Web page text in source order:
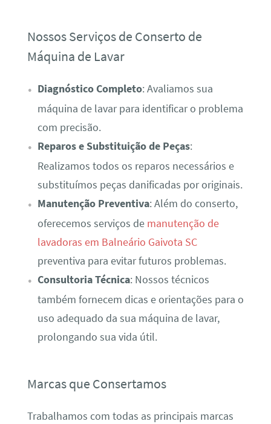
Nossos Serviços de Conserto de
Máquina de Lavar
Diagnóstico Completo: Avaliamos sua
máquina de lavar para identificar o problema
com precisão.
Reparos e Substituição de Peças:
Realizamos todos os reparos necessários e
substituímos peças danificadas por originais.
Manutenção Preventiva: Além do conserto,
oferecemos serviços de manutenção de
lavadoras em Balneário Gaivota SC
preventiva para evitar futuros problemas.
Consultoria Técnica: Nossos técnicos
também fornecem dicas e orientações para o
uso adequado da sua máquina de lavar,
prolongando sua vida útil.
Marcas que Consertamos
Trabalhamos com todas as principais marcas